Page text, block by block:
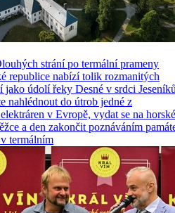
strání po termální prameny
republice nabízí tolik rozmanitých
jako údolí řeky Desné v srdci
nahlédnout do útrob jedné z
v Evropě, vydat se na horské
a den zakončit poznáváním
termálním